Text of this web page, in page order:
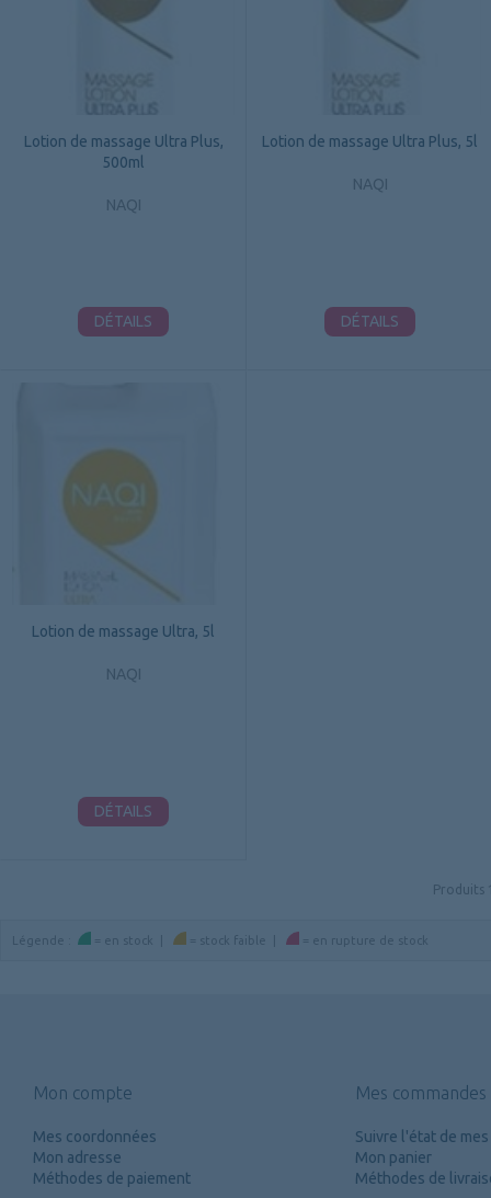
Lotion de massage Ultra Plus,
500ml
NAQI
DÉTAILS
Lotion de massage Ultra Plus, 5l
NAQI
DÉTAILS
Lotion de massage Ultra, 5l
NAQI
DÉTAILS
Produits
Légende = en stock = stock faible = en rupture de stock
Mon compte
Mes coordonnées
Mon adresse
Méthodes de paiement
Mes commandes
Suivre l'état de
Mon panier
Méthodes de